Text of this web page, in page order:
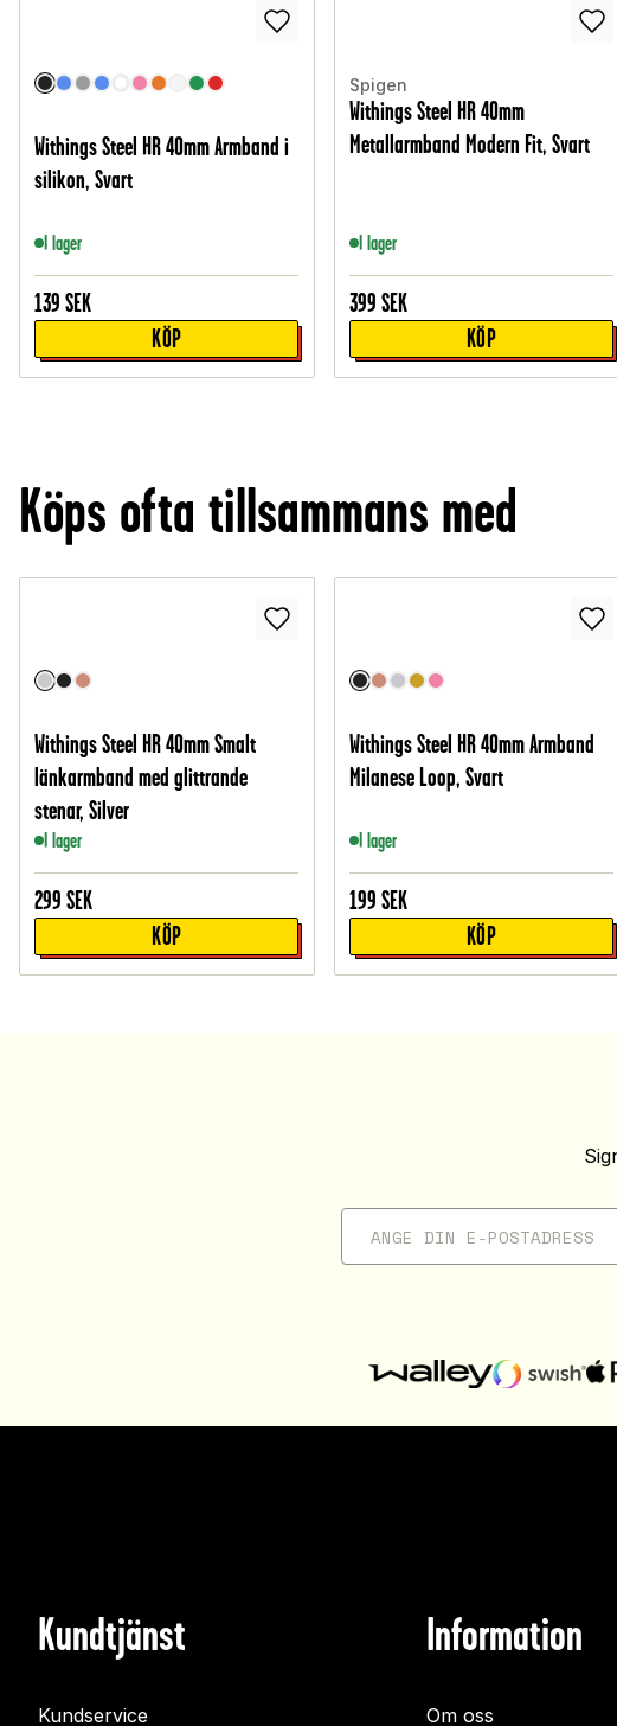
Withings Steel HR 40mm Armband i
silikon, Svart
I lager
139 SEK
KÖP
Spigen
Withings Steel HR 40mm
Metallarmband Modern Fit, Svart
I lager
399 SEK
KÖP
Köps ofta tillsammans med
Withings Steel HR 40mm Smalt
länkarmband med glittrande
stenar, Silver
I lager
299 SEK
KÖP
Withings Steel HR 40mm Armband
Milanese Loop, Svart
I lager
199 SEK
KÖP
Kundtjänst
Kundservice
Information
Om oss